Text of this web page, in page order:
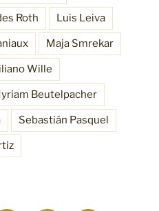
Roth Luis Leiva
Maja Smrekar
Wille
Beutelpacher
Sebastián Pasquel